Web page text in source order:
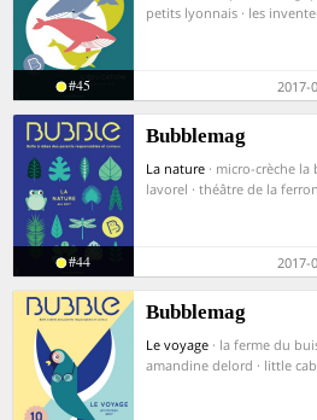
petits lyonnais · les
#45 2017-
Bubblemag
La nature · micro-crèche
lavorel · théâtre de la
#44 2017-
Bubblemag
Le voyage · la ferme du
amandine delord · little